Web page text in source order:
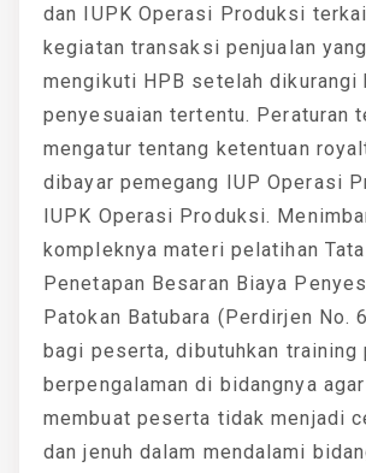
dan IUPK Operasi Produksi
kegiatan transaksi penjualan
mengikuti HPB setelah dikurangi
penyesuaian tertentu. Peraturan
mengatur tentang ketentuan
dibayar pemegang IUP Operasi
IUPK Operasi Produksi.
kompleknya materi pelatihan Tata
Penetapan Besaran Biaya
Patokan Batubara (Perdirjen No.
bagi peserta, dibutuhkan training
berpengalaman di bidangnya
membuat peserta tidak menjadi
dan jenuh dalam mendalami